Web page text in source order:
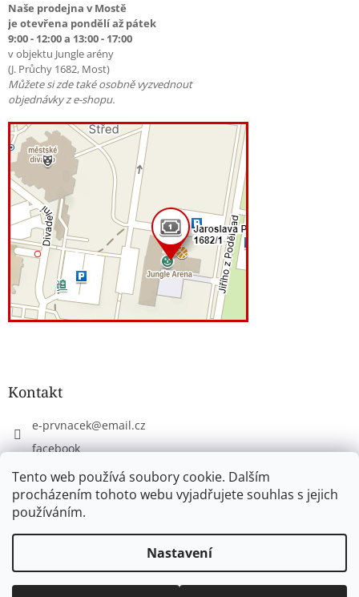
Tento web používá soubory cookie. Dalším
procházením tohoto webu vyjadřujete souhlas s jejich
používáním.
Nastavení
Naše prodejna v Mostě
je otevřena pondělí až pátek
9:00 - 12:00 a 13:00 - 17:00
v objektu Jungle arény
(J. Průchy 1682, Most)
Můžete si zde také osobně vyzvednout
objednávky z e-shopu.
Kontakt
e-prvnacek@email.cz
facebook
eprvnacek
Copyright 2026www.e-prvnacek.cz. Všechna práva